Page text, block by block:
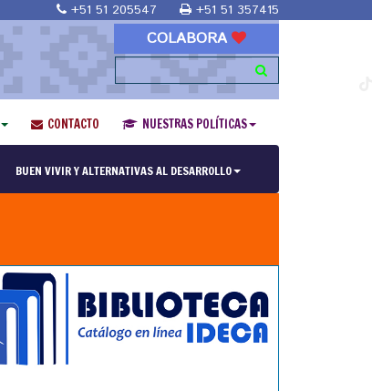
+51 51 205547 +51 51 357415
COLABORA
CONTACTO NUESTRAS POLÍTICAS
BUEN VIVIR Y ALTERNATIVAS AL DESARROLLO